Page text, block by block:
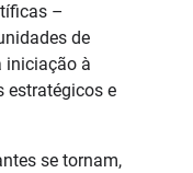
–
de
iniciação à
estratégicos e
se tornam,